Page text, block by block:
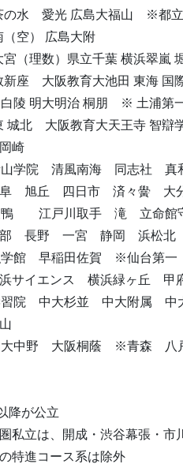
の水 愛光 広島大福山 ※都立
（空） 広島大附
（理数）県立千葉 横浜翠嵐
新座 大阪教育大池田 東海
白陵 明大明治 桐朋 ※ 土浦第
城北 大阪教育大天王寺
崎
学院 清風南海 同志社
旭丘 四日市 済々黌 大分
江戸川取手 滝 立命
部 長野 一宮 静岡 浜松
館 早稲田佐賀 ※仙台第
サイエンス 横浜緑ヶ丘
院 中大杉並 中大附属
山
中野 大阪桐蔭 ※青森
降が公立
圏私立は、開成・渋谷幕張・市
の特進コース系は除外